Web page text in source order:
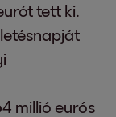
tett ki.
millió eurós